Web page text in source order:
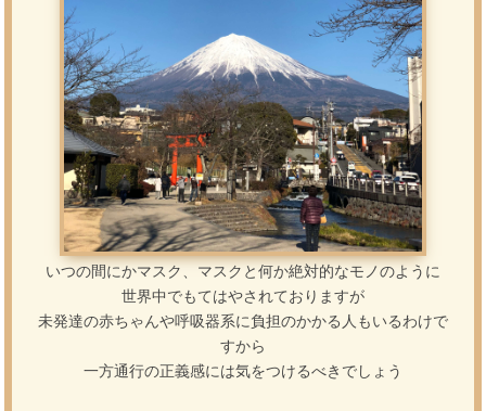
いつの間にかマスク、マスクと何か絶対的なモノのように
世界中でもてはやされておりますが
未発達の赤ちゃんや呼吸器系に負担のかかる人もいるわけで
すから
一方通行の正義感には気をつけるべきでしょう